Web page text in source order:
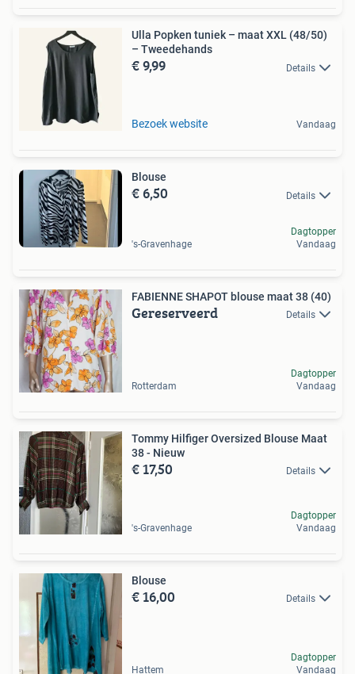
Ulla Popken tuniek – maat XXL (48/50)
– Tweedehands
€ 9,99 Details
Bezoek website Vandaag
Blouse
€ 6,50 Details
's-Gravenhage
Dagtopper
Vandaag
FABIENNE SHAPOT blouse maat 38 (40)
Gereserveerd Details
Rotterdam
Dagtopper
Vandaag
Tommy Hilfiger Oversized Blouse Maat
38 - Nieuw
€ 17,50 Details
's-Gravenhage
Dagtopper
Vandaag
Blouse
€ 16,00 Details
Hattem
Dagtopper
Vandaag